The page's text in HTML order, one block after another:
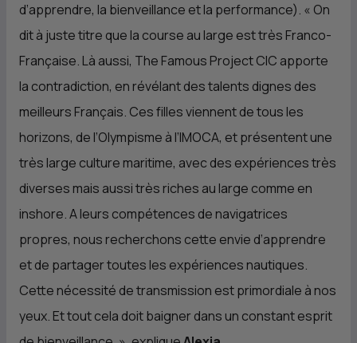
d’apprendre, la bienveillance et la performance). « On
dit à juste titre que la course au large est très Franco-
Française. Là aussi, The Famous ProjectCIC apporte
la contradiction, en révélant des talents dignes des
meilleurs Français. Ces filles viennent de tous les
horizons, de l’Olympisme à l’IMOCA, et présentent une
très large culture maritime, avec des expériences très
diverses mais aussi très riches au large comme en
inshore. A leurs compétences de navigatrices
propres, nous recherchons cette envie d’apprendre
et de partager toutes les expériences nautiques.
Cette nécessité de transmission est primordiale à nos
yeux. Et tout cela doit baigner dans un constant esprit